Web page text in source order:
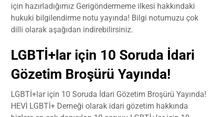
için hazırladığımız Gerigöndermeme ilkesi hakkındaki
hukuki bilgilendirme notu yayında! Bilgi notumuzu çok
dilli olarak aşağıdan indirebilirsiniz.
LGBTİ+lar için 10 Soruda İdari
Gözetim Broşürü Yayında!
LGBTİ+lar için 10 Soruda İdari Gözetim Broşürü Yayında!
HEVİ LGBTİ+ Derneği olarak idari gözetim hakkında